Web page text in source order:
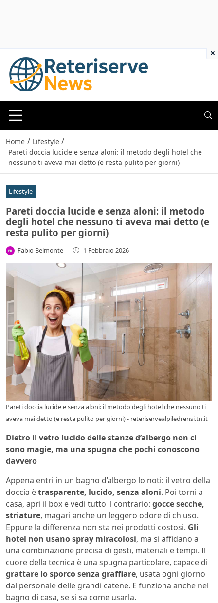
Home / Lifestyle /
Pareti doccia lucide e senza aloni: il metodo degli hotel che
nessuno ti aveva mai detto (e resta pulito per giorni)
Lifestyle
Pareti doccia lucide e senza aloni: il metodo
degli hotel che nessuno ti aveva mai detto (e
resta pulito per giorni)
Fabio Belmonte - 1 Febbraio 2026
Pareti doccia lucide e senza aloni: il metodo degli hotel che nessuno ti
aveva mai detto (e resta pulito per giorni) - reteriservealpiledrensi.tn.it
Dietro il vetro lucido delle stanze d’albergo non ci
sono magie, ma una spugna che pochi conoscono
davvero
Appena entri in un bagno d’albergo lo noti: il vetro della
doccia ètrasparente, lucido, senza aloni. Poi torni a
casa, apri il box e vedi tutto il contrario: gocce secche,
striature, magari anche un leggero odore di chiuso.
Eppure la differenza non sta nei prodotti costosi. Gli
hotel non usano spray miracolosi, ma si affidano a
una combinazione precisa di gesti, materiali e tempi. Il
cuore della tecnica è una spugna particolare, capace di
grattare lo sporco senza graffiare, usata ogni giorno
dal personale delle grandi catene. E funziona anche nel
bagno di casa, se si sa come usarla.
×